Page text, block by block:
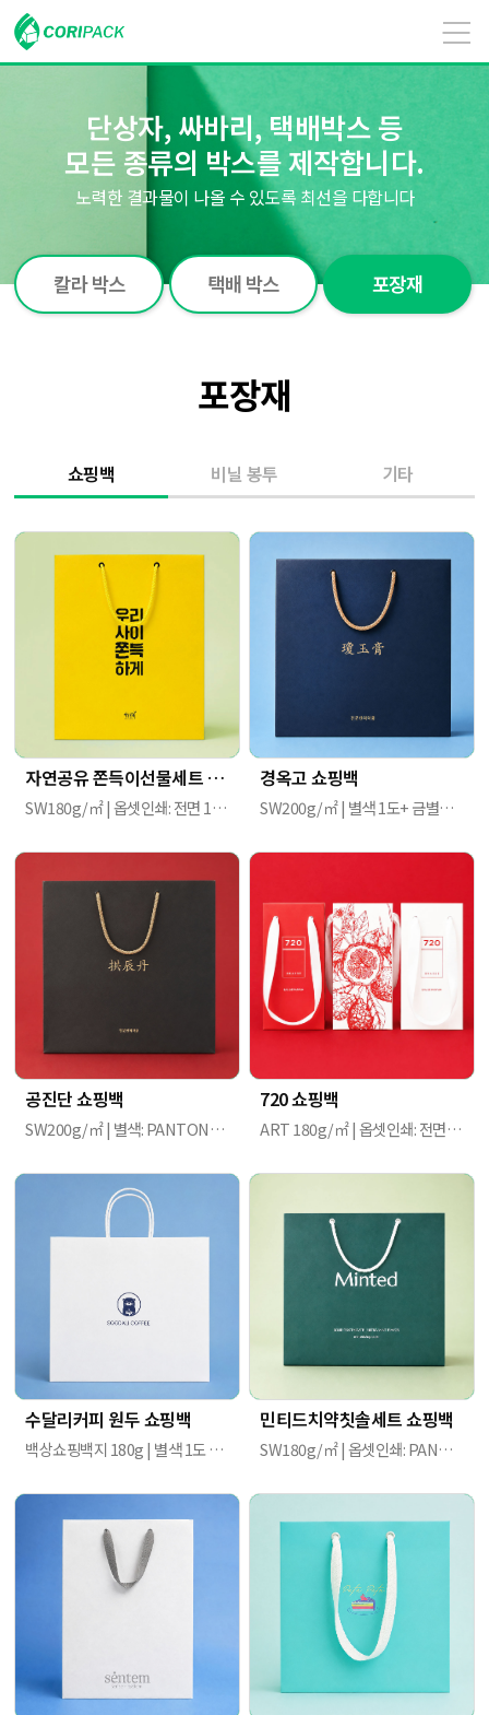
단상자, 싸바리, 택배박스 등
모든 종류의 박스를 제작합니다.
노력한 결과물이 나올 수 있도록 최선을 다합니다
칼라 박스 택배 박스 포장재
포장재
쇼핑백 비닐 봉투 기타
자연공유 쫀득이선물세트 쇼핑백
SW180g/㎡ | 옵셋인쇄: 전면 1도+별색 1도 | 320mm X 370mm X 70mm
경옥고 쇼핑백
SW200g/㎡ | 별색 1도+ 금별색: PANTONE 874c / 무광 라미네이팅 / 브레이드끈(황동색), 아일렛(검정색) | 310mm X 120mm X 310mm
공진단 쇼핑백
SW200g/㎡ | 별색: PANTONE 412c, 금별색: PANTONE 874c / 무광 라미네이팅 / 브레이드끈(황동색), 아일렛(검정색) | 310mm X 120mm X 310mm
720 쇼핑백
ART 180g/㎡ | 옵셋인쇄: 전면 별색 1도 | 70mm X 68mm X 136mm
수달리커피 원두 쇼핑백
백상쇼핑백지 180g | 별색 1도 인쇄 / 무코팅 / 트위스트지끈(흰색) | 340x120x300mm
민티드치약칫솔세트 쇼핑백
SW180g/㎡ | 옵셋인쇄: PANTONE 4165C | 328mm X 80mm X 290mmm